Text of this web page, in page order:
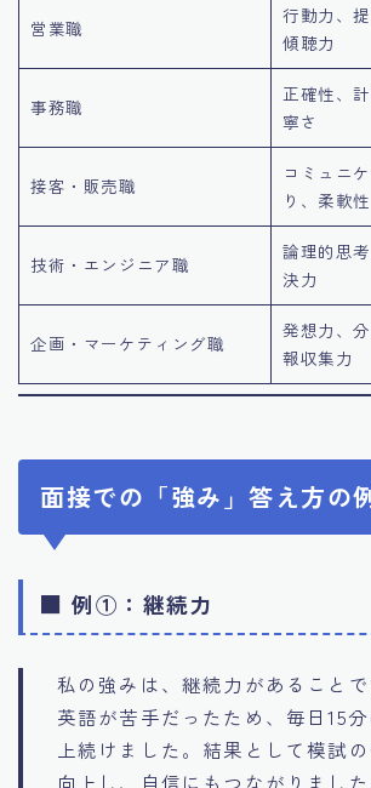
営業職
行動力、
傾聴力
事務職
正確性、
寧さ
接客・販売職
コミュニ
り、柔軟性
技術・エンジニア職
論理的思
決力
企画・マーケティング職
発想力、
報収集力
面接での「強み」答え方の
■ 例①：継続力
私の強みは、継続力があることで
英語が苦手だったため、毎日15
上続けました。結果として模試
向上し、自信にもつながりました